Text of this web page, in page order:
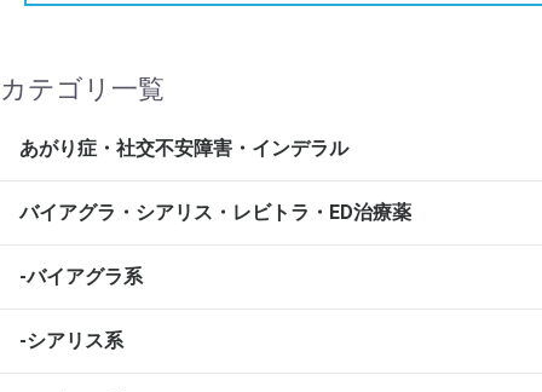
カテゴリ一覧
あがり症・社交不安障害・インデラル
バイアグラ・シアリス・レビトラ・ED治療薬
-バイアグラ系
-シアリス系